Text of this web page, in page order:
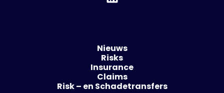
Nieuws
Risks
Insurance
Claims
Risk – en Schadetransfers